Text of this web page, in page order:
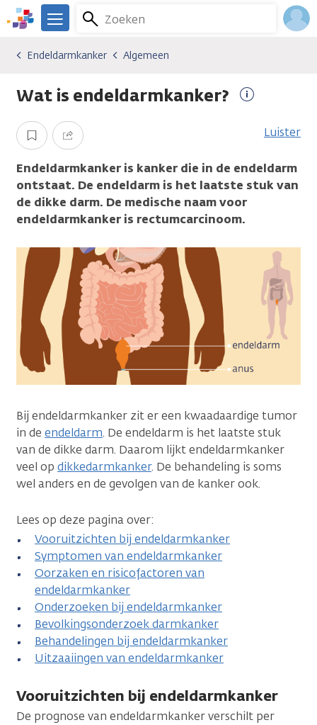
Overslaan
en
gaan
We
er
je.
Zoeken
Menu
Kankersoorten
Endeldarmkanker
Algemeen
Endeldarmkanker Algemeen
Wat is endeldarmkanker?
informatie
Opslaan Delen Luister
Endeldarmkanker is kanker die in de endeldarm
ontstaat. De endeldarm is het laatste stuk van
de dikke darm. De medische naam voor
endeldarmkanker is rectumcarcinoom.
Bij endeldarmkanker zit er een kwaadaardige tumor
in de endeldarm. De endeldarm is het laatste stuk
van de dikke darm. Daarom lijkt endeldarmkanker
veel op dikkedarmkanker. De behandeling is soms
wel anders en de gevolgen van de kanker ook.
Lees op deze pagina over:
Vooruitzichten bij endeldarmkanker
Symptomen van endeldarmkanker
Oorzaken en risicofactoren van
endeldarmkanker
Onderzoeken bij endeldarmkanker
Bevolkingsonderzoek darmkanker
Behandelingen bij endeldarmkanker
Uitzaaiingen van endeldarmkanker
Vooruitzichten bij endeldarmkanker
De prognose van endeldarmkanker verschilt per